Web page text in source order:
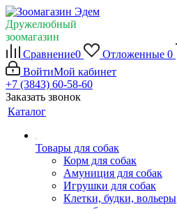
Дружелюбный
зоомагазин
Сравнение0 Отложенные 0
ВойтиМой кабинет
+7 (3843) 60-58-60
Заказать звонок
Каталог
Товары для собак
Корм для собак
Амуниция для собак
Игрушки для собак
Клетки, будки, вольеры